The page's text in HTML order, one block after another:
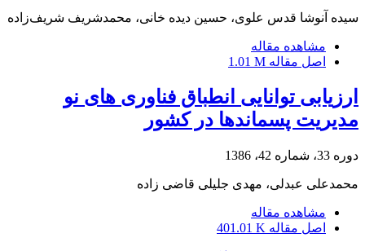
سیده آنوشا قدس علوی، حسین دیده خانی، محمدشریف شریف‌زاده
مشاهده مقاله
اصل مقاله 1.01 M
ارزیابی توانایی انطباق فناوری های نو
مدیریت پسماندها در کشور
دوره 33، شماره 42، 1386
محمدعلی عبدلی، مهدی جلیلی قاضی زاده
مشاهده مقاله
اصل مقاله 401.01 K